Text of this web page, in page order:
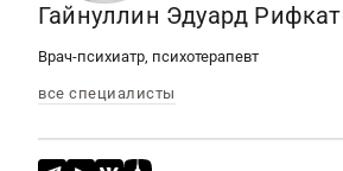
Гайнуллин Эдуард
Врач-психиатр, психотерапевт
все специалисты